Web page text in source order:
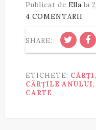
Publicat de Ella la
4 COMENTARII
SHARE:
ETICHETE: CĂRȚI,
CĂRȚILE ANULUI,
CARTE